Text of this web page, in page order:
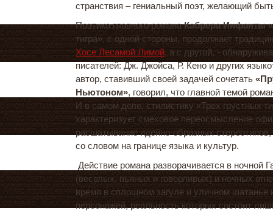
странствия – гениальный поэт, желающий
Поэтика главного романаКабрера Инфанты
тигра», с одной стороны, продолжает
Хосе Лесамой Лимой,а с другой, -
писателей: Дж. Джойса, Р. Кено и других
автор, ставивший своей задачей сочетать
Ньютоном», говорил, что главной темой
И в самом деле, стилистику «Трех грустных
характеризует смеховое переосмысление
расшатывание идейно-образных
со словом на границе языка и культур.
Действие романа разворачивается в ночной
(веселых, пьяных и говорливых) и ночных
время в сплошном загуле и уличном шатанье
персонажей, реальность которых состоит